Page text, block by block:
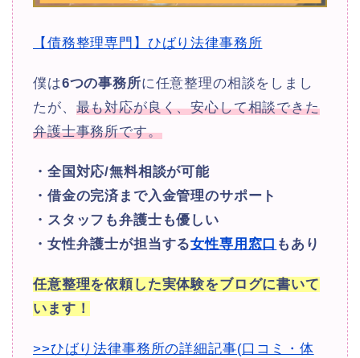
【債務整理専門】ひばり法律事務所
僕は6つの事務所に任意整理の相談をしまし
たが、 最も対応が良く、安心して相談できた
弁護士事務所です。
・全国対応/無料相談が可能
・借金の完済まで入金管理のサポート
・スタッフも弁護士も優しい
・女性弁護士が担当する女性専用窓口 もあり
任意整理を依頼した実体験をブログに書いて
います！
>>ひばり法律事務所の詳細記事(口コミ・体